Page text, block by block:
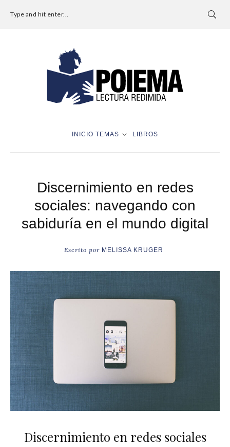
Type and hit enter...
INICIO TEMAS LIBROS
Discernimiento en redes
sociales: navegando con
sabiduría en el mundo digital
Escrito por MELISSA KRUGER
Discernimiento en redes sociales